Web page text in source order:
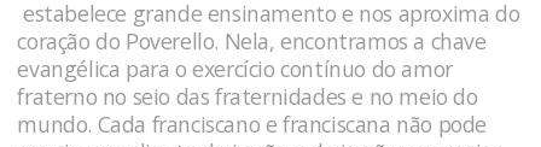
estabelece grande ensinamento e nos aproxima do
coração do Poverello. Nela, encontramos a chave
evangélica para o exercício contínuo do amor
fraterno no seio das fraternidades e no meio do
mundo. Cada franciscano e franciscana não pode